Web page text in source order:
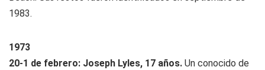
1983.
1973
20-1 de febrero: Joseph Lyles, 17 años. Un conocido de